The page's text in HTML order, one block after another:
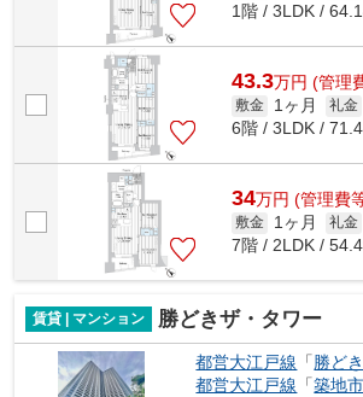
1階 / 3LDK /
43.3万円 (管理
敷金 1ヶ月 礼金
6階 / 3LDK /
34万円 (管理費
敷金 1ヶ月 礼金
7階 / 2LDK /
賃貸 | マンション 勝どきザ・タワー
都営大江戸線 「 勝どき
都営大江戸線 「築地